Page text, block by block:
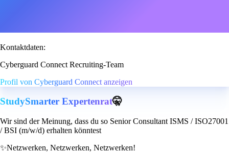
Kontaktdaten:
Cyberguard Connect Recruiting-Team
Profil von Cyberguard Connect anzeigen
StudySmarter Expertenrat🤫
Wir sind der Meinung, dass du so Senior Consultant ISMS / ISO27001
/ BSI (m/w/d) erhalten könntest
✨Netzwerken, Netzwerken, Netzwerken!